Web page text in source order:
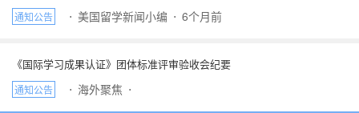
通知公告 ⋅ 美国留学新闻小编 ⋅ 6个月前
《国际学习成果认证》团体标准评审验收会纪要
通知公告 ⋅ 海外聚焦 ⋅